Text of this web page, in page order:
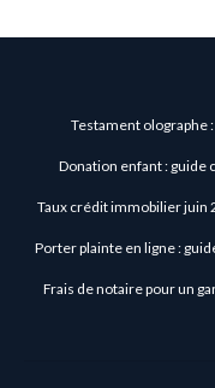
Testament olographe
Donation enfant : guide
Taux crédit immobilier juin
Porter plainte en ligne :
Frais de notaire pour un